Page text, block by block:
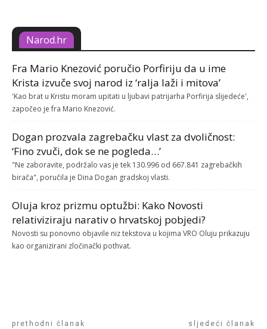
Narod.hr
Fra Mario Knezović poručio Porfiriju da u ime
Krista izvuče svoj narod iz ‘ralja laži i mitova’
'Kao brat u Kristu moram upitati u ljubavi patrijarha Porfirija slijedeće',
započeo je fra Mario Knezović.
Dogan prozvala zagrebačku vlast za dvoličnost:
‘Fino zvuči, dok se ne pogleda…’
"Ne zaboravite, podržalo vas je tek 130.996 od 667.841 zagrebačkih
birača", poručila je Dina Dogan gradskoj vlasti.
Oluja kroz prizmu optužbi: Kako Novosti
relativiziraju narativ o hrvatskoj pobjedi?
Novosti su ponovno objavile niz tekstova u kojima VRO Oluju prikazuju
kao organizirani zločinački pothvat.
prethodni članak sljedeći članak